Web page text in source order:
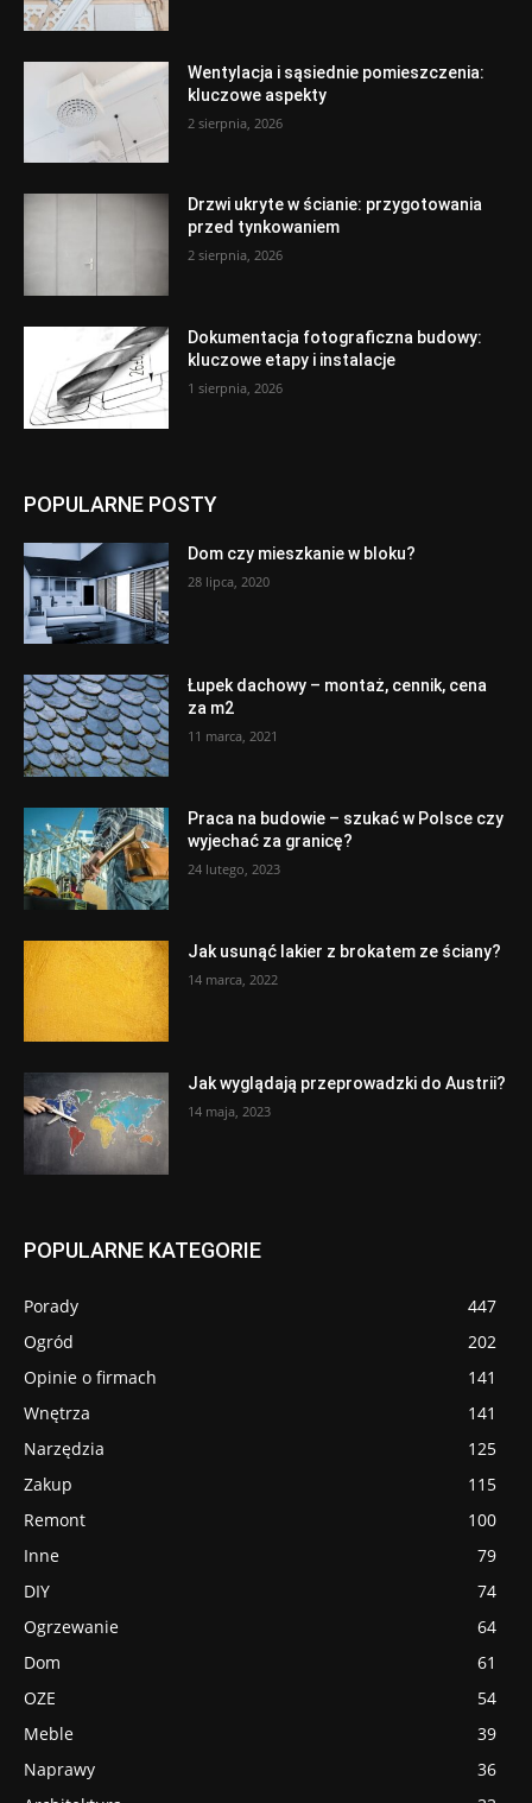
Wentylacja i sąsiednie pomieszczenia:
kluczowe aspekty
2 sierpnia, 2026
Drzwi ukryte w ścianie: przygotowania
przed tynkowaniem
2 sierpnia, 2026
Dokumentacja fotograficzna budowy:
kluczowe etapy i instalacje
1 sierpnia, 2026
POPULARNE POSTY
Dom czy mieszkanie w bloku?
28 lipca, 2020
Łupek dachowy – montaż, cennik, cena
za m2
11 marca, 2021
Praca na budowie – szukać w Polsce czy
wyjechać za granicę?
24 lutego, 2023
Jak usunąć lakier z brokatem ze ściany?
14 marca, 2022
Jak wyglądają przeprowadzki do Austrii?
14 maja, 2023
POPULARNE KATEGORIE
Porady
447
Ogród
202
Opinie o firmach
141
Wnętrza
141
Narzędzia
125
Zakup
115
Remont
100
Inne
79
DIY
74
Ogrzewanie
64
Dom
61
OZE
54
Meble
39
Naprawy
36